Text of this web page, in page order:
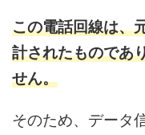
この電話回線は、
計されたものであ
せん。
そのため、データ